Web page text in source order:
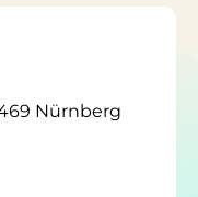
Nürnberg